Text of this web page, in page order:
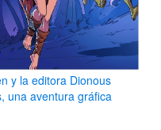
y la editora Dionous
una aventura gráfica